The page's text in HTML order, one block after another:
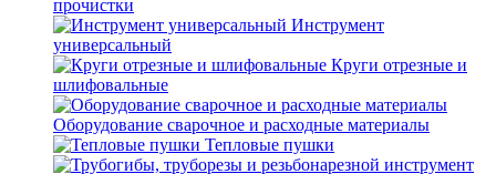
прочистки
Инструмент
универсальный
Круги отрезные и
шлифовальные
Оборудование сварочное и расходные материалы
Тепловые пушки